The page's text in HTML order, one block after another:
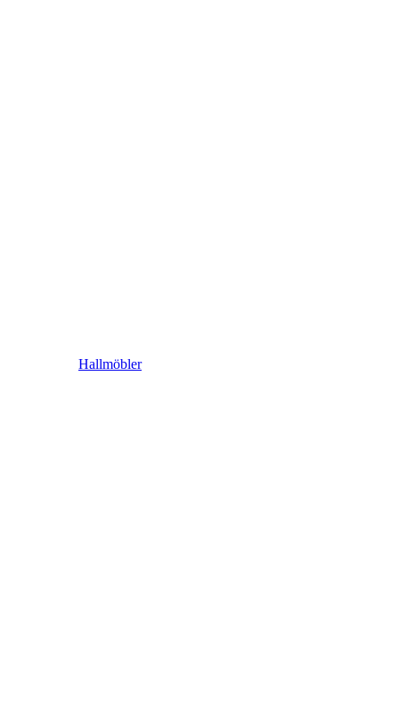
Hallmöbler